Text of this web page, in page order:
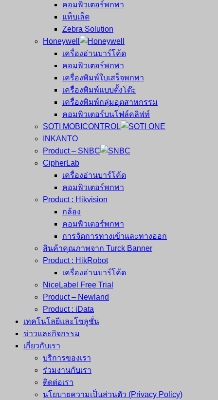
คอมพิวเตอร์พกพา
แท็บเล็ต
Zebra Solution
Honeywell
เครื่องอ่านบาร์โค้ด
คอมพิวเตอร์พกพา
เครื่องพิมพ์ใบเสร็จพกพา
เครื่องพิมพ์แบบตั้งโต๊ะ
เครื่องพิมพ์กลุ่มอุตสาหกรรม
คอมพิวเตอร์บนโฟล์คลิฟท์
SOTI MOBICONTROL
INKANTO
Product – SNBC
CipherLab
เครื่องอ่านบาร์โค้ด
คอมพิวเตอร์พกพา
Product : Hikvision
กล้อง
คอมพิวเตอร์พกพา
การจัดการทางเข้าและทางออก
สินค้าคุณภาพจาก Turck Banner
Product : HikRobot
เครื่องอ่านบาร์โค้ด
NiceLabel Free Trial
Product – Newland
Product : iData
เทคโนโลยีและโซลูชั่น
ข่าวและกิจกรรม
เกี่ยวกับเรา
บริการของเรา
ร่วมงานกับเรา
ติดต่อเรา
นโยบายความเป็นส่วนตัว (Privacy Policy)